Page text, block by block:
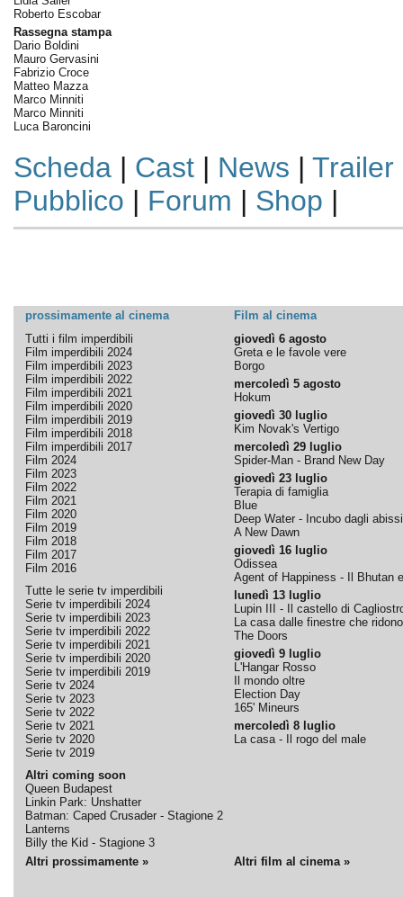
Roberto Escobar
Rassegna stampa
Dario Boldini
Mauro Gervasini
Fabrizio Croce
Matteo Mazza
Marco Minniti
Marco Minniti
Luca Baroncini
Scheda| Cast| News | Trailer
Pubblico | Forum | Shop |
prossimamente al cinema
Film al cinema
Tutti i film imperdibili
Film imperdibili 2024
Film imperdibili 2023
Film imperdibili 2022
Film imperdibili 2021
Film imperdibili 2020
Film imperdibili 2019
Film imperdibili 2018
Film imperdibili 2017
Film 2024
Film 2023
Film 2022
Film 2021
Film 2020
Film 2019
Film 2018
Film 2017
Film 2016
Tutte le serie tv imperdibili
Serie tv imperdibili 2024
Serie tv imperdibili 2023
Serie tv imperdibili 2022
Serie tv imperdibili 2021
Serie tv imperdibili 2020
Serie tv imperdibili 2019
Serie tv 2024
Serie tv 2023
Serie tv 2022
Serie tv 2021
Serie tv 2020
Serie tv 2019
Altri coming soon
Queen Budapest
Linkin Park: Unshatter
Batman: Caped Crusader - Stagione 2
Lanterns
Billy the Kid - Stagione 3
giovedì 6 agosto
Greta e le favole vere
Borgo
mercoledì 5 agosto
Hokum
giovedì 30 luglio
Kim Novak's Vertigo
mercoledì 29 luglio
Spider-Man - Brand New Day
giovedì 23 luglio
Terapia di famiglia
Blue
Deep Water - Incubo dagli abissi
A New Dawn
giovedì 16 luglio
Odissea
Agent of Happiness - Il Bhutan
lunedì 13 luglio
Lupin III - Il castello di
La casa dalle finestre che ridono
The Doors
giovedì 9 luglio
L'Hangar Rosso
Il mondo oltre
Election Day
165' Mineurs
mercoledì 8 luglio
La casa - Il rogo del male
Altri prossimamente » Altri film al cinema »